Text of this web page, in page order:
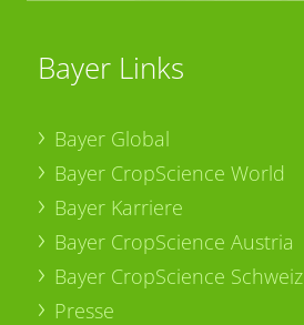
Bayer Links
Bayer Global
Bayer CropScience World
Bayer Karriere
Bayer CropScience Austria
Bayer CropScience Schweiz
Presse